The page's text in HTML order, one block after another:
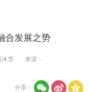
合发展之势
冰雪
来源：
分享：